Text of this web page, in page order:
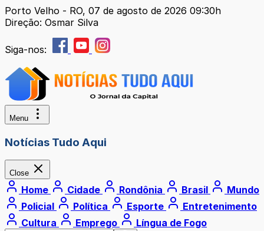
Porto Velho - RO, 07 de agosto de 2026 09:30h
Direção: Osmar Silva
Siga-nos:
Menu
Notícias Tudo Aqui
Close
Home Cidade Rondônia Brasil
Mundo
Policial
Política Esporte
Entretenimento
Cultura
Emprego Língua de Fogo